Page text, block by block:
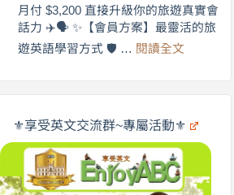
更
自
在
✨
劍
橋
×
享
英
旅
遊
口
說
營
月付 $3,200 直接升級你的旅遊真實會
話力 ✈️🗣️ ✨【會員方案】最靈活的旅
遊英語學習方式 🛡️ … 閱讀全文
商
劍
×
EnjoyABC
0
⚜️享受英文交流群~專屬活動⚜️